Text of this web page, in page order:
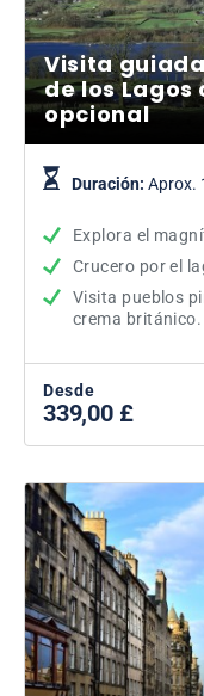
Visita
de los
opcional
Duración: Aprox.
Explora el
Crucero por el
Visita pueblos
crema británico.
Desde
339,00 £